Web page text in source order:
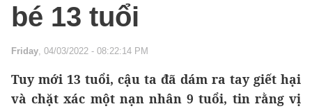
bé 13 tuổi
Friday, 04/03/2022 - 08:22:14 PM
Tuy mới 13 tuổi, cậu ta đã dám ra tay giết hại
và chặt xác một nạn nhân 9 tuổi, tin rằng vị